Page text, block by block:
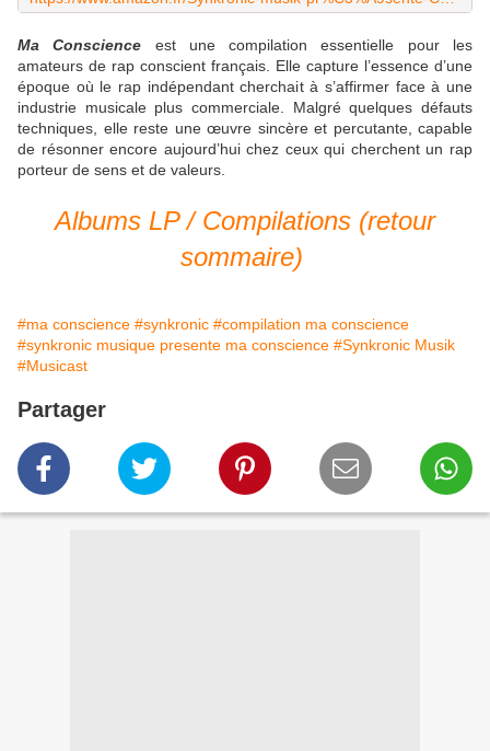
Ma Conscience est une compilation essentielle pour les
amateurs de rap conscient français. Elle capture l’essence d’une
époque où le rap indépendant cherchait à s’affirmer face à une
industrie musicale plus commerciale. Malgré quelques défauts
techniques, elle reste une œuvre sincère et percutante, capable
de résonner encore aujourd’hui chez ceux qui cherchent un rap
porteur de sens et de valeurs.
Albums LP / Compilations (retour
sommaire)
#ma conscience #synkronic #compilation ma conscience
#synkronic musique presente ma conscience #Synkronic Musik
#Musicast
Partager